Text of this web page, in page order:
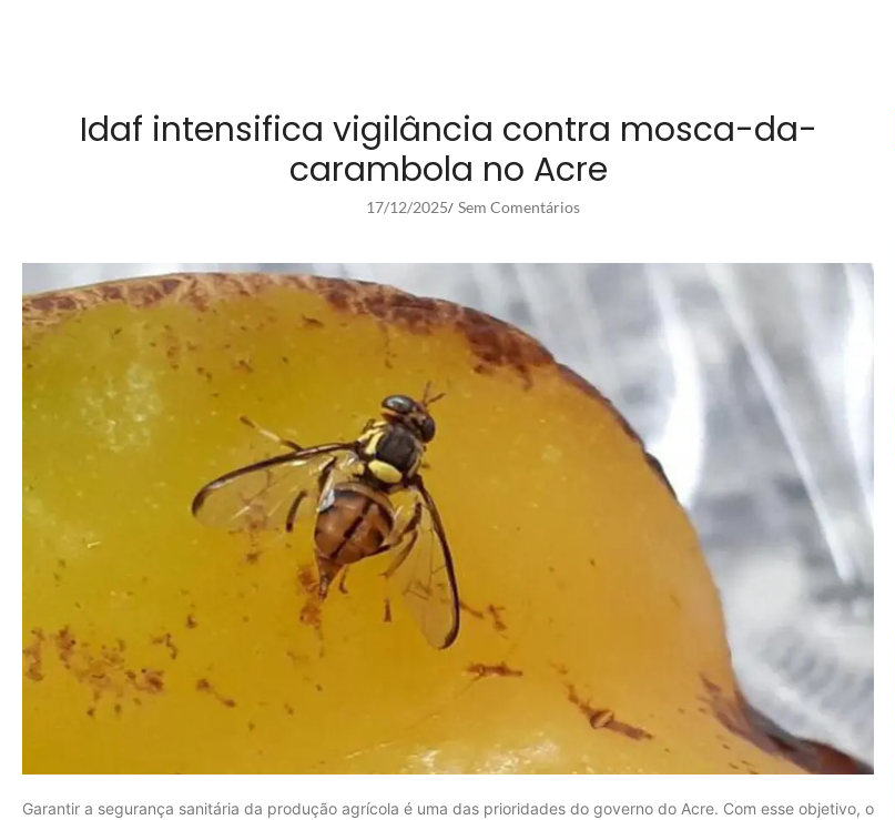
Idaf intensifica vigilância contra mosca-da-
carambola no Acre
17/12/2025/ Sem Comentários
Garantir a segurança sanitária da produção agrícola é uma das prioridades do governo do Acre. Com esse objetivo, o